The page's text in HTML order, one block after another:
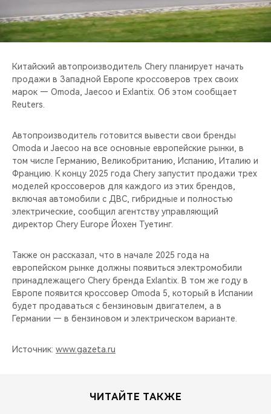
CHERY CONNECT
CHERY И СПОРТ
НАШИ МЕРОПРИЯТИЯ
CHERY ДЛЯ ДЕТЕЙ
Китайский автопроизводитель Chery планирует начать
продажи в Западной Европе кроссоверов трех своих
марок — Omoda, Jaecoo и Exlantix. Об этом сообщает
Reuters.
Автопроизводитель готовится вывести свои бренды
Omoda и Jaecoo на все основные европейские рынки, в
том числе Германию, Великобританию, Испанию, Италию и
Францию. К концу 2025 года Chery запустит продажи трех
моделей кроссоверов для каждого из этих брендов,
включая автомобили с ДВС, гибридные и полностью
электрические, сообщил агентству управляющий
директор Chery Europe Йохен Туетинг.
Также он рассказал, что в начале 2025 года на
европейском рынке должны появиться электромобили
принадлежащего Chery бренда Exlantix. В том же году в
Европе появится кроссовер Omoda 5, который в Испании
будет продаваться с бензиновым двигателем, а в
Германии — в бензиновом и электрическом варианте.
Источник: www.gazeta.ru
ЧИТАЙТЕ ТАКЖЕ